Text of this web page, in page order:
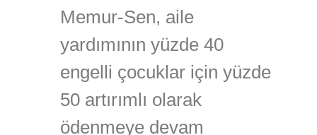
Memur-Sen, aile
yardımının yüzde 40
engelli çocuklar için yüzde
50 artırımlı olarak
ödenmeye devam